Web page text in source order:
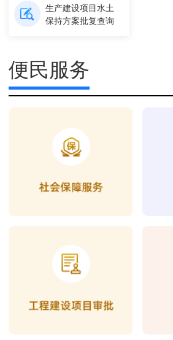
生产建设项目水土
保持方案批复查询
便民服务